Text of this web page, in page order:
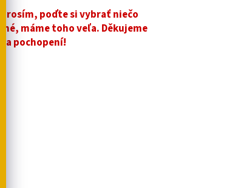
Prosím, poďte si vybrať niečo
iné, máme toho veľa. Děkujeme
za pochopení!